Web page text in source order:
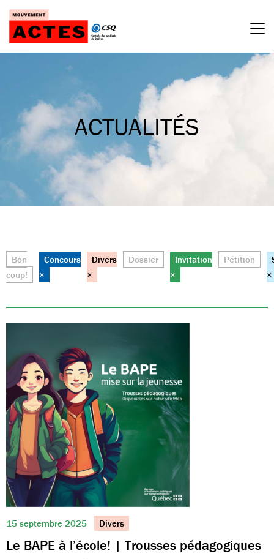
Passer
contenu
ACTUALITÉS
15 septembre 2025 Divers
Le BAPE à l’école! | Trousses pédagogiques
Bon
coup!
Concours
×
Divers
×
Dossier
Invitation
×
Pétition
×